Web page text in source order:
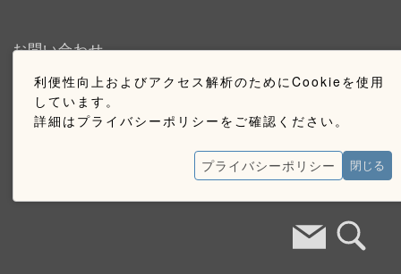
利便性向上およびアクセス解析のためにCookieを使用
しています。
詳細はプライバシーポリシーをご確認ください。
プライバシーポリシー 閉じる
お問い合わせ
採用情報
お問い合わせ